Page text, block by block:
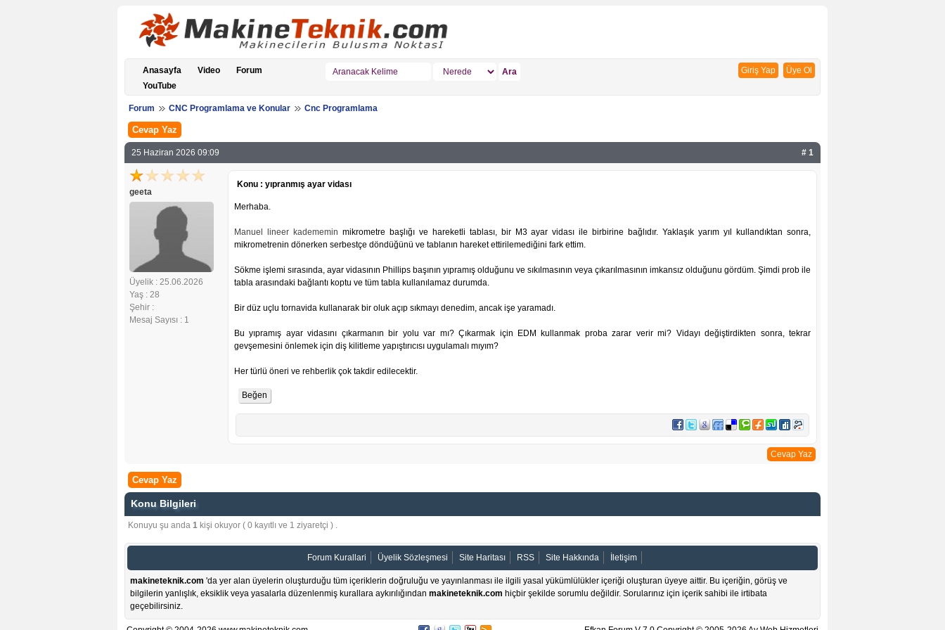
Anasayfa Video
Forum
YouTube
Giriş Yap Üye Ol
Forum CNC Programlama ve Konular Cnc Programlama
Cevap Yaz
25 Haziran 2026 09:09 # 1
geeta
Üyelik : 25.06.2026
Yaş : 28
Şehir :
Mesaj Sayısı : 1
Konu : yıpranmış ayar vidası
Merhaba.
Manuel lineer kadememin mikrometre başlığı ve hareketli tablası, bir M3 ayar vidası ile birbirine bağlıdır. Yaklaşık yarım yıl kullandıktan sonra,
mikrometrenin dönerken serbestçe döndüğünü ve tablanın hareket ettirilemediğini fark ettim.
Sökme işlemi sırasında, ayar vidasının Phillips başının yıpramış olduğunu ve sıkılmasının veya çıkarılmasının imkansız olduğunu gördüm. Şimdi prob ile
tabla arasındaki bağlantı koptu ve tüm tabla kullanılamaz durumda.
Bir düz uçlu tornavida kullanarak bir oluk açıp sıkmayı denedim, ancak işe yaramadı.
Bu yıpramış ayar vidasını çıkarmanın bir yolu var mı? Çıkarmak için EDM kullanmak proba zarar verir mi? Vidayı değiştirdikten sonra, tekrar
gevşemesini önlemek için diş kilitleme yapıştırıcısı uygulamalı mıyım?
Her türlü öneri ve rehberlik çok takdir edilecektir.
Cevap Yaz
Cevap Yaz
Konu Bilgileri
Konuyu şu anda 1 kişi okuyor ( 0 kayıtlı ve 1 ziyaretçi ) .
Forum Kurallari Üyelik Sözleşmesi Site Haritası RSS Site Hakkında İletişim
makineteknik.com 'da yer alan üyelerin oluşturduğu tüm içeriklerin doğruluğu ve yayınlanması ile ilgili yasal yükümlülükler içeriği oluşturan üyeye aittir. Bu içeriğin, görüş ve
bilgilerin yanlışlık, eksiklik veya yasalarla düzenlenmiş kurallara aykırılığından makineteknik.com hiçbir şekilde sorumlu değildir. Sorularınız için içerik sahibi ile irtibata
geçebilirsiniz.